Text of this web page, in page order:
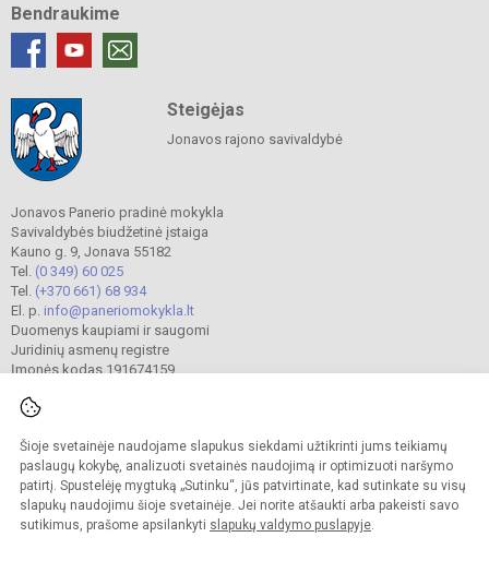
Šioje svetainėje naudojame slapukus siekdami užtikrinti jums teikiamų
paslaugų kokybę, analizuoti svetainės naudojimą ir optimizuoti naršymo
patirtį. Spustelėję mygtuką „Sutinku“, jūs patvirtinate, kad sutinkate su visų
slapukų naudojimu šioje svetainėje. Jei norite atšaukti arba pakeisti savo
sutikimus, prašome apsilankyti slapukų valdymo puslapyje.
Bendraukime
Steigėjas
Jonavos rajono savivaldybė
Jonavos Panerio pradinė mokykla
Savivaldybės biudžetinė įstaiga
Kauno g. 9, Jonava 55182
Tel. (0 349) 60 025
Tel. (+370 661) 68 934
El. p. info@paneriomokykla.lt
Duomenys kaupiami ir saugomi
Juridinių asmenų registre
Įmonės kodas 191674159
© 2023. Jonavos Panerio pradinė mokykla. Visos teisės saugomos.
Kopijuoti turinį be raštiško įstaigos administracijos sutikimo griežtai draudžiama.
Prieinamumo paraiška Slapukų valdymas
Sumanus būdas atnaujinti